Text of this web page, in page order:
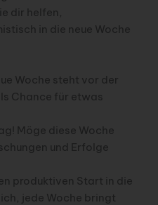
dir helfen,
in die neue Woche
Woche steht vor der
Chance für etwas
Möge diese Woche
und Erfolge
produktiven Start in die
jede Woche bringt